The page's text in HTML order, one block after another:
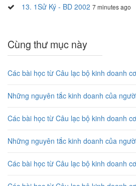
13. 1Sử Ký - BD 2002 7 minutes ago
Cùng thư mục này
Các bài học từ Câu lạc bộ kinh doanh
Những nguyên tắc kinh doanh của
Các bài học từ Câu lạc bộ kinh doanh
Những nguyên tắc kinh doanh của
Các bài học từ Câu lạc bộ kinh doanh